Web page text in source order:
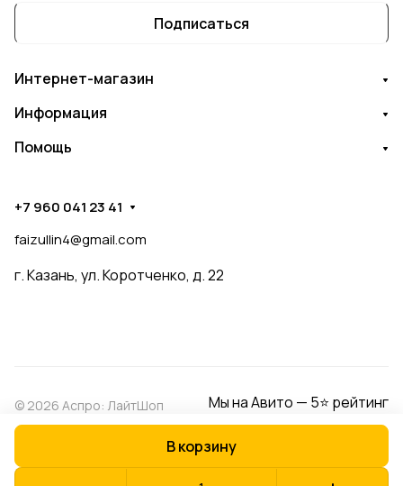
В корзину
Подписаться
Интернет-магазин
Информация
Помощь
+7 960 041 23 41
faizullin4@gmail.com
г. Казань, ул. Коротченко, д. 22
© 2026 Аспро: ЛайтШоп Мы на Авито — 5⭐ рейтинг
Оферта
Разработано в